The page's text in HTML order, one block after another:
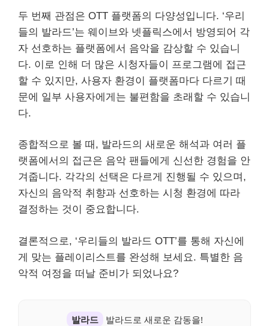
두 번째 관점은 OTT 플랫폼의 다양성입니다. ‘우리
들의 발라드’는 웨이브와 넷플릭스에서 방영되어 각
자 선호하는 플랫폼에서 음악을 감상할 수 있습니
다. 이로 인해 더 많은 시청자들이 프로그램에 접근
할 수 있지만, 사용자 환경이 플랫폼마다 다르기 때
문에 일부 사용자에게는 불편함을 초래할 수 있습니
다.
종합적으로 볼 때, 발라드의 새로운 해석과 여러 플
랫폼에서의 접근은 음악 팬들에게 신선한 경험을 안
겨줍니다. 각각의 선택은 다르게 진행될 수 있으며,
자신의 음악적 취향과 선호하는 시청 환경에 따라
결정하는 것이 중요합니다.
결론적으로, ‘우리들의 발라드 OTT’를 통해 자신에
게 맞는 플레이리스트를 완성해 보세요. 특별한 음
악적 여정을 떠날 준비가 되었나요?
발라드
발라드로 새로운 감동을!